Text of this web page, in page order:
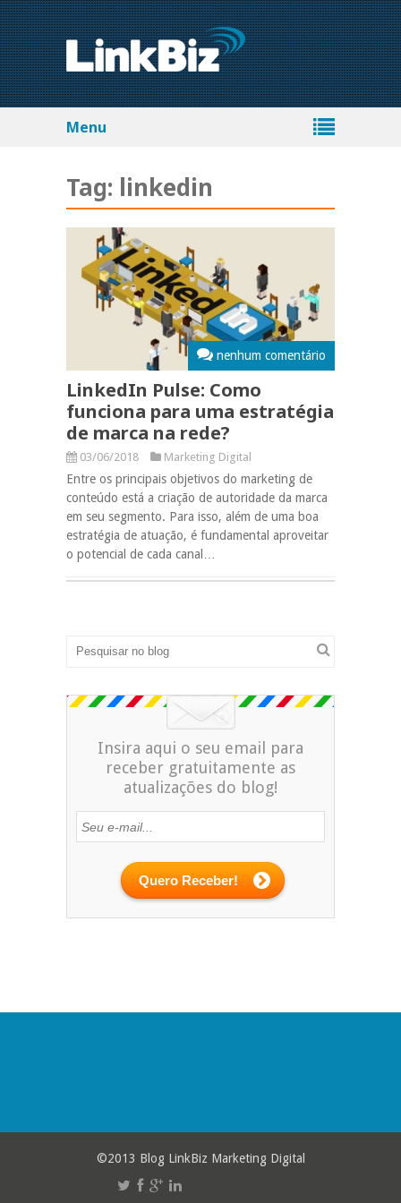
Menu
Tag: linkedin
nenhum comentário
LinkedIn Pulse: Como
funciona para uma estratégia
de marca na rede?
03/06/2018 Marketing Digital
Entre os principais objetivos do marketing de
conteúdo está a criação de autoridade da marca
em seu segmento. Para isso, além de uma boa
estratégia de atuação, é fundamental aproveitar
o potencial de cada canal…
Insira aqui o seu email para
receber gratuitamente as
atualizações do blog!
©2013 Blog LinkBiz Marketing Digital